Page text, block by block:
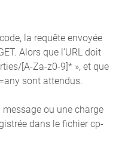
la requête envoyée
Alors que l’URL doit
[A-Za-z0-9]* », et que
sont attendus.
ou une charge
dans le fichier cp-